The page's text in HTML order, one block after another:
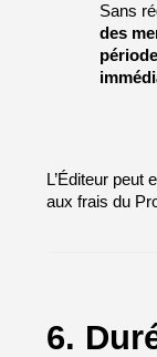
Sans
des
L’Éditeur
aux frais du
6.